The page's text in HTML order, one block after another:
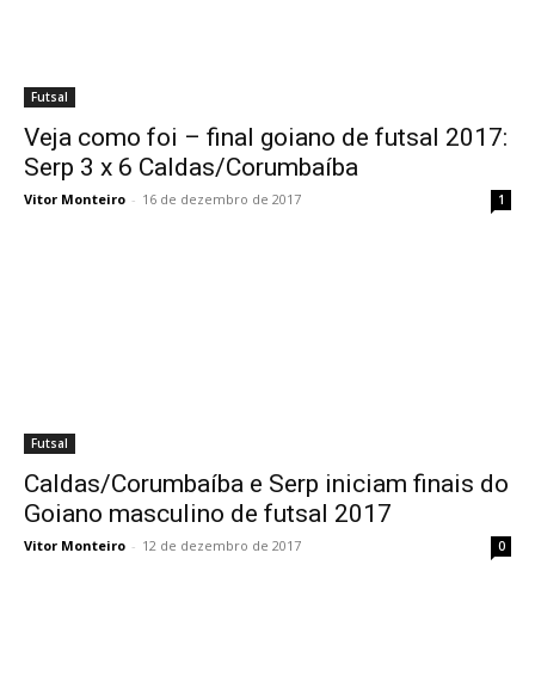
Futsal
Veja como foi – final goiano de futsal 2017:
Serp 3 x 6 Caldas/Corumbaíba
Vitor Monteiro - 16 de dezembro de 2017 1
Futsal
Caldas/Corumbaíba e Serp iniciam finais do
Goiano masculino de futsal 2017
Vitor Monteiro - 12 de dezembro de 2017 0